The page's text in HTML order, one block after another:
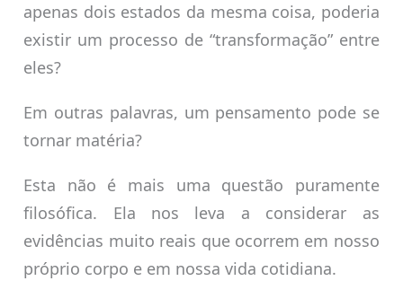
apenas dois estados da mesma coisa, poderia
existir um processo de “transformação” entre
eles?
Em outras palavras, um pensamento pode se
tornar matéria?
Esta não é mais uma questão puramente
filosófica. Ela nos leva a considerar as
evidências muito reais que ocorrem em nosso
próprio corpo e em nossa vida cotidiana.